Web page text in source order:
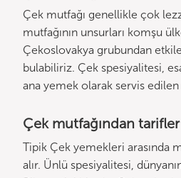
Çek mutfağı genellikle çok
mutfağının unsurları komşu
Çekoslovakya grubundan
bulabiliriz. Çek spesiyalitesi,
ana yemek olarak servis
Çek mutfağından tarifler
Tipik Çek yemekleri arasında
alır. Ünlü spesiyalitesi,